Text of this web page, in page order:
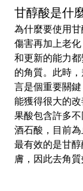
甘醇酸是什
為什麼要使用
傷害再加上老
和更新的能力
的角質。此時
言是個重要關
能獲得很大的改
果酸包含許多
酒石酸，目前
最有效的是甘醇
膚，因此去角